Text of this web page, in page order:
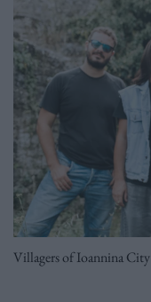
Villagers of Ioannina City